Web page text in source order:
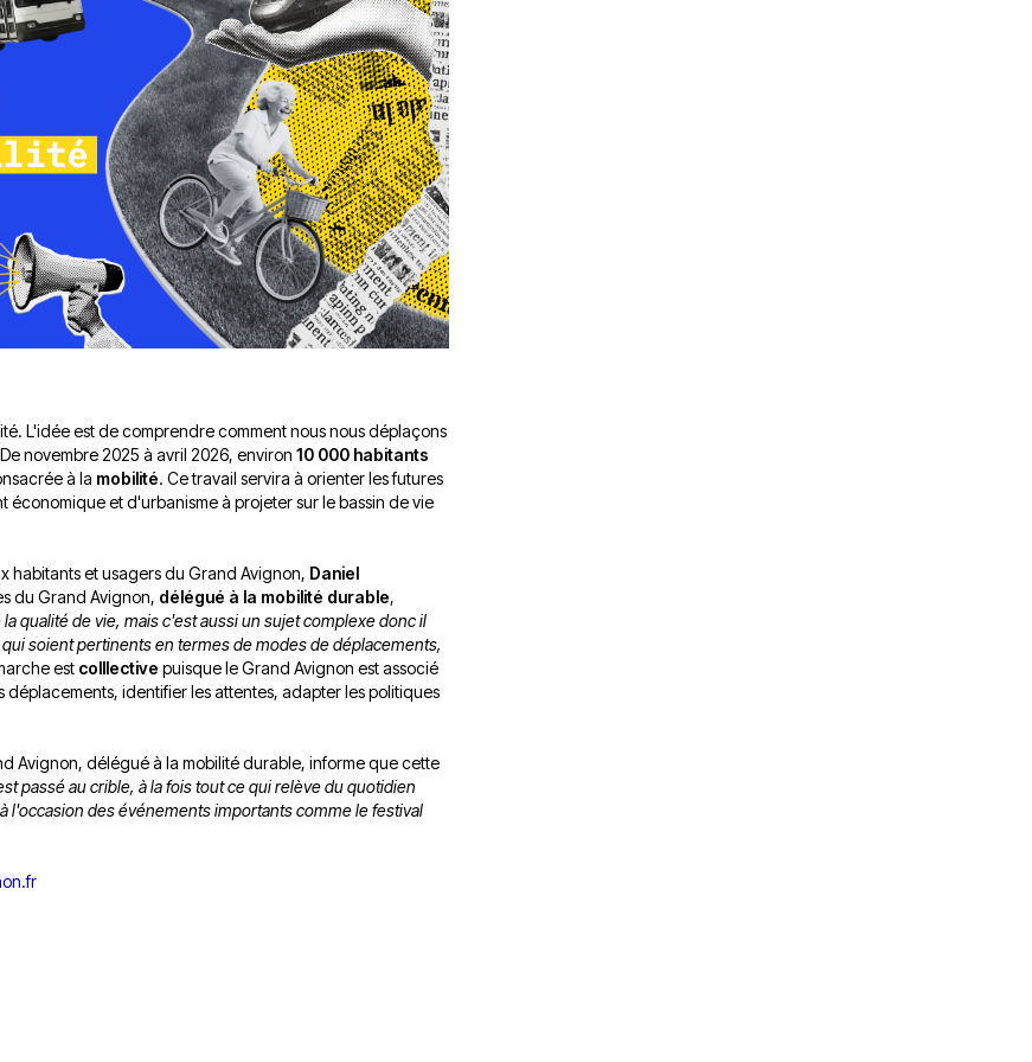
du
Sud
avec
OgLounis
-
20.07.2026
découvert
que
j’étais
ma
mère
!
»
-
16.07.2026
Festival
le
27
juin
2026
Émissions
Interviews
Chroniques
Évènements
L'idée est de comprendre comment nous nous déplaçons
novembre 2025 à avril 2026, environ 10 000 habitants
à la mobilité. Ce travail servira à orienter les futures
et d'urbanisme à projeter sur le bassin de vie
habitants et usagers du Grand Avignon, Daniel
du Grand Avignon, délégué à la mobilité durable,
qualité de vie, mais c'est aussi un sujet complexe donc il
soient pertinents en termes de modes de déplacements,
est colllective puisque le Grand Avignon est associé
déplacements, identifier les attentes, adapter les politiques
Avignon, délégué à la mobilité durable, informe que cette
passé au crible, à la fois tout ce qui relève du quotidien
l'occasion des événements importants comme le festival